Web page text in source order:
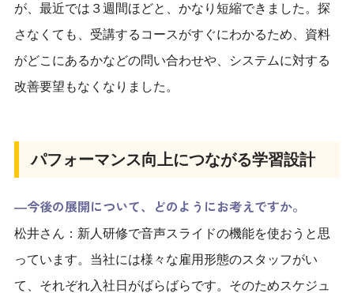
が、最近では３週間ほどと、かなり短縮できました。探
さなくても、受講するコースがすぐにわかるため、資料
がどこにあるかなどの問い合わせや、システムに対する
改善要望もなくなりました。
パフォーマンス向上につながる学習設計
―今後の展開について、どのようにお考えですか。
松井さん：新人研修で音声スライドの機能を使おうと思
っています。当社には様々な雇用形態のスタッフがい
て、それぞれ入社日がばらばらです。そのためスケジュ